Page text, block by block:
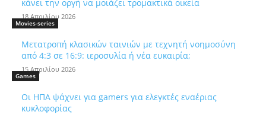
κάνει την οργή να μοιάζει τρομακτικά οικεία
18 Απριλίου 2026
Movies-series
Μετατροπή κλασικών ταινιών με τεχνητή νοημοσύνη
από 4:3 σε 16:9: ιεροσυλία ή νέα ευκαιρία;
15 Απριλίου 2026
Games
Οι ΗΠΑ ψάχνει για gamers για ελεγκτές εναέριας
κυκλοφορίας